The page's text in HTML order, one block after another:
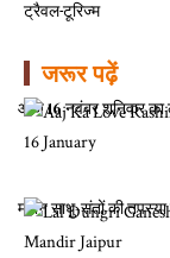
ट्रैवल-टूरिज्म
जरूर पढ़ें
आज 16 नवंबर शनिवार
महान साधु-संतों की